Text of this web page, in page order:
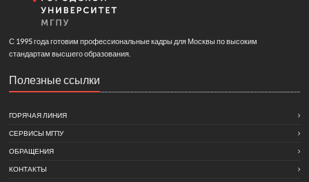
С 1995 года готовим профессиональные кадры для Москвы по высоким
стандартам высшего образования.
Полезные ссылки
ГОРЯЧАЯ ЛИНИЯ
СЕРВИСЫ МГПУ
ОБРАЩЕНИЯ
КОНТАКТЫ